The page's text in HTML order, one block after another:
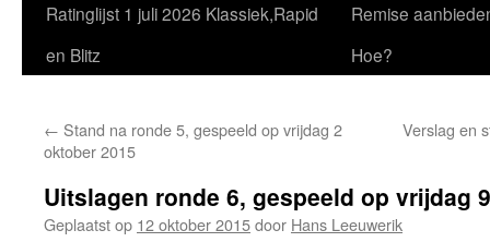
Ratinglijst 1 juli 2026 Klassiek,Rapid
en Blitz
Remise
Hoe?
← Stand na ronde 5, gespeeld op vrijdag 2
oktober 2015
Verslag en
Uitslagen ronde 6, gespeeld op vrijdag
Geplaatst op 12 oktober 2015door Hans Leeuwerik